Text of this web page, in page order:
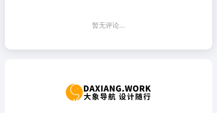
暂无评论...